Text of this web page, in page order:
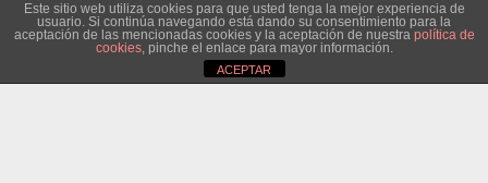
Este sitio web utiliza cookies para que usted tenga la mejor experiencia de
usuario. Si continúa navegando está dando su consentimiento para la
aceptación de las mencionadas cookies y la aceptación de nuestra política de
cookies, pinche el enlace para mayor información.
ACEPTAR